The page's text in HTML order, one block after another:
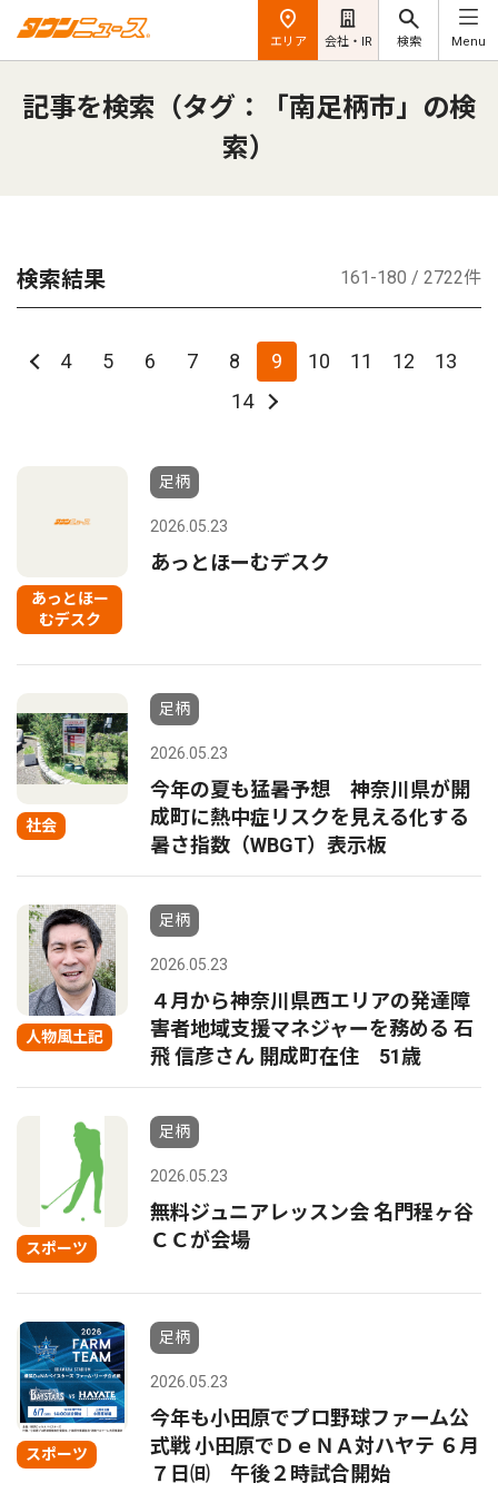
エリア 会社・IR 検索 Menu
記事を検索（タグ：「南足柄市」の検
索）
検索結果 161-180 / 2722件
4 5 6 7 8 9 10 11 12
13
14
あっとほー
むデスク
足柄
2026.05.23
あっとほーむデスク
社会
足柄
2026.05.23
今年の夏も猛暑予想 神奈川県が開
成町に熱中症リスクを見える化する
暑さ指数（WBGT）表示板
人物風土記
足柄
2026.05.23
４月から神奈川県西エリアの発達障
害者地域支援マネジャーを務める 石
飛 信彦さん 開成町在住 51歳
スポーツ
足柄
2026.05.23
無料ジュニアレッスン会 名門程ヶ谷
ＣＣが会場
スポーツ
足柄
2026.05.23
今年も小田原でプロ野球ファーム公
式戦 小田原でＤｅＮＡ対ハヤテ ６月
７日㈰ 午後２時試合開始